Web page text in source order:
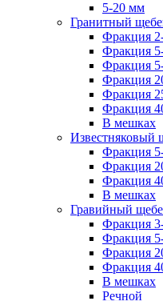
5-20 мм
Гранитный
Фракция
Фракция
Фракция
Фракция
Фракция
Фракция
В мешках
Известняковый
Фракция
Фракция
Фракция
В мешках
Гравийный
Фракция
Фракция
Фракция
Фракция
В мешках
Речной